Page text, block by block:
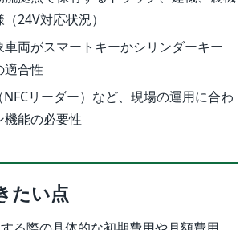
24V対応状況）
車両がスマートキーかシリンダーキー
適合性
リーダー）など、現場の運用に合わ
能の必要性
たい点